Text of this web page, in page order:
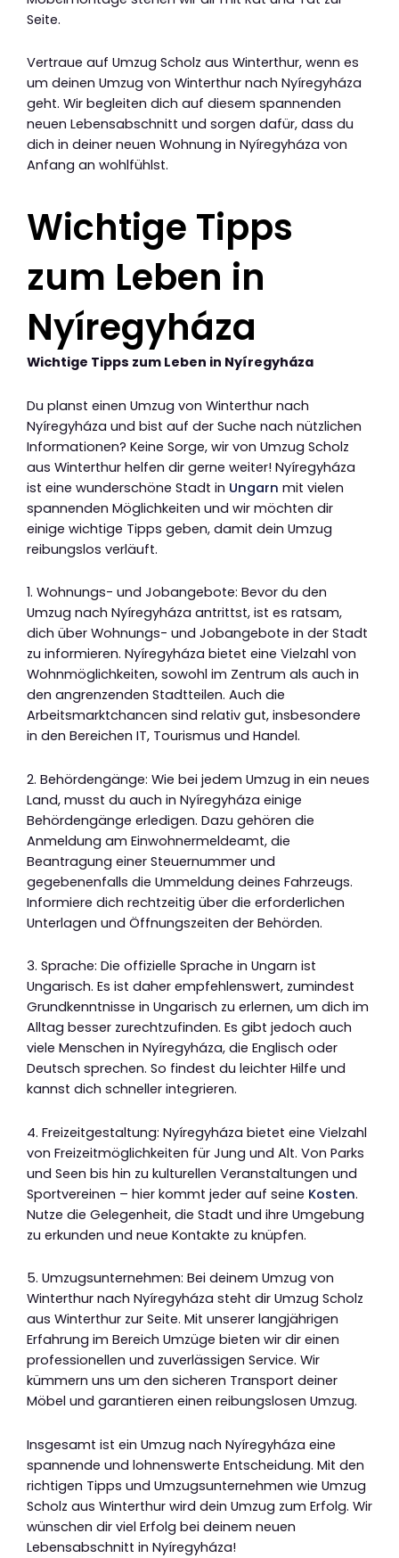
Seite.
Vertraue auf Umzug Scholz aus Winterthur, wenn es
um deinen Umzug von Winterthur nach Nyíregyháza
geht. Wir begleiten dich auf diesem spannenden
neuen Lebensabschnitt und sorgen dafür, dass du
dich in deiner neuen Wohnung in Nyíregyháza von
Anfang an wohlfühlst.
Wichtige Tipps
zum Leben in
Nyíregyháza
Wichtige Tipps zum Leben in Nyíregyháza
Du planst einen Umzug von Winterthur nach
Nyíregyháza und bist auf der Suche nach nützlichen
Informationen? Keine Sorge, wir von Umzug Scholz
aus Winterthur helfen dir gerne weiter! Nyíregyháza
ist eine wunderschöne Stadt in Ungarn mit vielen
spannenden Möglichkeiten und wir möchten dir
einige wichtige Tipps geben, damit dein Umzug
reibungslos verläuft.
1. Wohnungs- und Jobangebote: Bevor du den
Umzug nach Nyíregyháza antrittst, ist es ratsam,
dich über Wohnungs- und Jobangebote in der Stadt
zu informieren. Nyíregyháza bietet eine Vielzahl von
Wohnmöglichkeiten, sowohl im Zentrum als auch in
den angrenzenden Stadtteilen. Auch die
Arbeitsmarktchancen sind relativ gut, insbesondere
in den Bereichen IT, Tourismus und Handel.
2. Behördengänge: Wie bei jedem Umzug in ein neues
Land, musst du auch in Nyíregyháza einige
Behördengänge erledigen. Dazu gehören die
Anmeldung am Einwohnermeldeamt, die
Beantragung einer Steuernummer und
gegebenenfalls die Ummeldung deines Fahrzeugs.
Informiere dich rechtzeitig über die erforderlichen
Unterlagen und Öffnungszeiten der Behörden.
3. Sprache: Die offizielle Sprache in Ungarn ist
Ungarisch. Es ist daher empfehlenswert, zumindest
Grundkenntnisse in Ungarisch zu erlernen, um dich im
Alltag besser zurechtzufinden. Es gibt jedoch auch
viele Menschen in Nyíregyháza, die Englisch oder
Deutsch sprechen. So findest du leichter Hilfe und
kannst dich schneller integrieren.
4. Freizeitgestaltung: Nyíregyháza bietet eine Vielzahl
von Freizeitmöglichkeiten für Jung und Alt. Von Parks
und Seen bis hin zu kulturellen Veranstaltungen und
Sportvereinen – hier kommt jeder auf seine Kosten.
Nutze die Gelegenheit, die Stadt und ihre Umgebung
zu erkunden und neue Kontakte zu knüpfen.
5. Umzugsunternehmen: Bei deinem Umzug von
Winterthur nach Nyíregyháza steht dir Umzug Scholz
aus Winterthur zur Seite. Mit unserer langjährigen
Erfahrung im Bereich Umzüge bieten wir dir einen
professionellen und zuverlässigen Service. Wir
kümmern uns um den sicheren Transport deiner
Möbel und garantieren einen reibungslosen Umzug.
Insgesamt ist ein Umzug nach Nyíregyháza eine
spannende und lohnenswerte Entscheidung. Mit den
richtigen Tipps und Umzugsunternehmen wie Umzug
Scholz aus Winterthur wird dein Umzug zum Erfolg. Wir
wünschen dir viel Erfolg bei deinem neuen
Lebensabschnitt in Nyíregyháza!